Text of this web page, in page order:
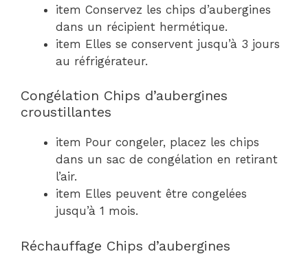
item Conservez les chips d’aubergines
dans un récipient hermétique.
item Elles se conservent jusqu’à 3 jours
au réfrigérateur.
Congélation Chips d’aubergines
croustillantes
item Pour congeler, placez les chips
dans un sac de congélation en retirant
l’air.
item Elles peuvent être congelées
jusqu’à 1 mois.
Réchauffage Chips d’aubergines